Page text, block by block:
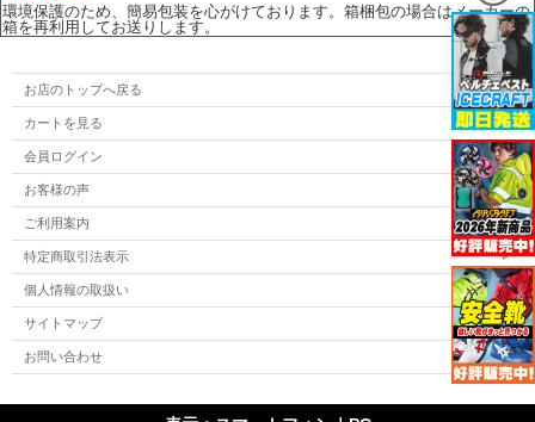
環境保護のため、簡易包装を心がけております。箱梱包の場合はメーカーの
箱を再利用してお送りします。
お店のトップへ戻る
カートを見る
会員ログイン
お客様の声
ご利用案内
特定商取引法表示
個人情報の取扱い
サイトマップ
お問い合わせ